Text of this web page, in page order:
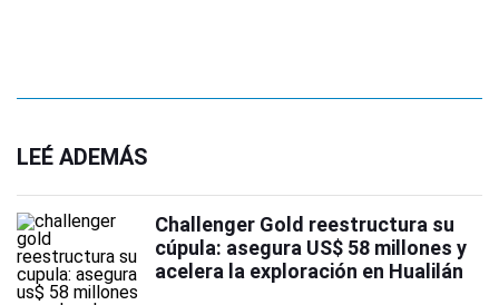
LEÉ ADEMÁS
Challenger Gold reestructura su
cúpula: asegura US$ 58 millones y
acelera la exploración en Hualilán